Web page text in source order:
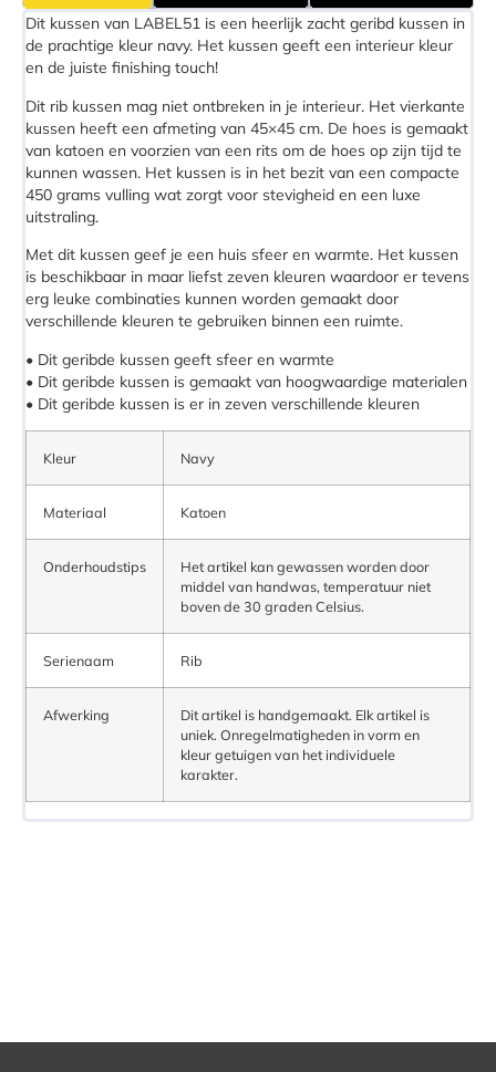
Dit kussen van LABEL51 is een heerlijk zacht geribd kussen in
de prachtige kleur navy. Het kussen geeft een interieur kleur
en de juiste finishing touch!
Dit rib kussen mag niet ontbreken in je interieur. Het vierkante
kussen heeft een afmeting van 45×45 cm. De hoes is gemaakt
van katoen en voorzien van een rits om de hoes op zijn tijd te
kunnen wassen. Het kussen is in het bezit van een compacte
450 grams vulling wat zorgt voor stevigheid en een luxe
uitstraling.
Met dit kussen geef je een huis sfeer en warmte. Het kussen
is beschikbaar in maar liefst zeven kleuren waardoor er tevens
erg leuke combinaties kunnen worden gemaakt door
verschillende kleuren te gebruiken binnen een ruimte.
• Dit geribde kussen geeft sfeer en warmte
• Dit geribde kussen is gemaakt van hoogwaardige materialen
• Dit geribde kussen is er in zeven verschillende kleuren
Kleur Navy
Materiaal Katoen
Onderhoudstips
Het artikel kan gewassen worden door
middel van handwas, temperatuur niet
boven de 30 graden Celsius.
Serienaam Rib
Afwerking
Dit artikel is handgemaakt. Elk artikel is
uniek. Onregelmatigheden in vorm en
kleur getuigen van het individuele
karakter.